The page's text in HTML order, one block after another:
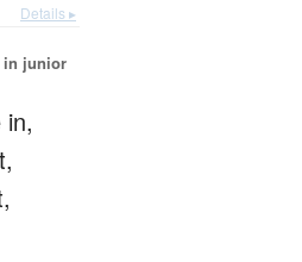
Details ▸
in junior